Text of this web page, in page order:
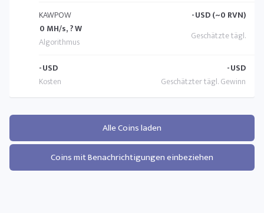
KAWPOW
0 MH/s, ? W
-USD (~0 RVN)
-USD -USD
Alle Coins laden
Coins mit Benachrichtigungen einbeziehen